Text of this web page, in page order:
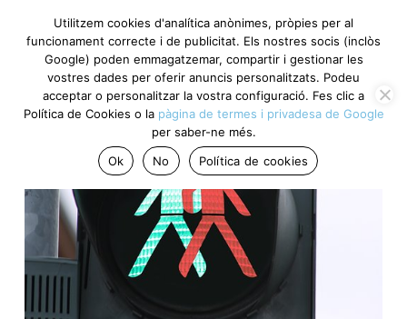
Utilitzem cookies d'analítica anònimes, pròpies per al
funcionament correcte i de publicitat. Els nostres socis (inclòs
Google) poden emmagatzemar, compartir i gestionar les
vostres dades per oferir anuncis personalitzats. Podeu
acceptar o personalitzar la vostra configuració. Fes clic a
Política de Cookies o la pàgina de termes i privadesa de Google
per saber-ne més.
Ok
No Política de cookies